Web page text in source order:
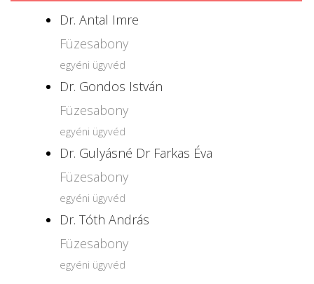
Dr. Antal Imre
Füzesabony
egyéni ügyvéd
Dr. Gondos István
Füzesabony
egyéni ügyvéd
Dr. Gulyásné Dr Farkas Éva
Füzesabony
egyéni ügyvéd
Dr. Tóth András
Füzesabony
egyéni ügyvéd